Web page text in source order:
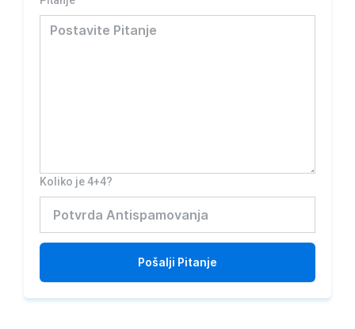
Koliko je 4+4?
Pošalji Pitanje